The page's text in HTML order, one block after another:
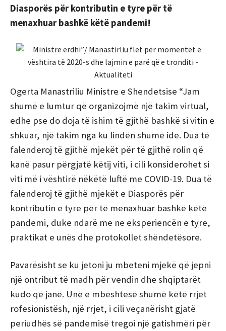
Diasporës për kontributin e tyre për të
menaxhuar bashkë këtë pandemi!
Ogerta Manastriliu Ministre e Shendetsise “Jam
shumë e lumtur që organizojmë një takim virtual,
edhe pse do doja të ishim të gjithë bashkë si vitin e
shkuar, një takim nga ku lindën shumë ide. Dua të
falenderoj të gjithë mjekët për të gjithë rolin që
kanë pasur përgjatë këtij viti, i cili konsiderohet si
viti më i vështirë nëkëtë luftë me COVID-19. Dua të
falenderoj të gjithë mjekët e Diasporës për
kontributin e tyre për të menaxhuar bashkë këtë
pandemi, duke ndarë me ne eksperiencën e tyre,
praktikat e unës dhe protokollet shëndetësore.
Pavarësisht se ku jetoni ju mbeteni mjekë që jepni
një ontribut të madh për vendin dhe shqiptarët
kudo që janë. Unë e mbështesë shumë këtë rrjet
rofesionistësh, një rrjet, i cili veçanërisht gjatë
periudhës së pandemisë tregoi një gatishmëri për